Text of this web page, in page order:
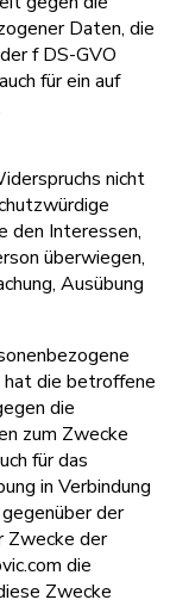
Daten, die
f DS-GVO
für ein auf
nicht
den Interessen,
überwiegen,
Ausübung
die betroffene
die
zum Zwecke
für das
in Verbindung
der
Zwecke der
die
Zwecke